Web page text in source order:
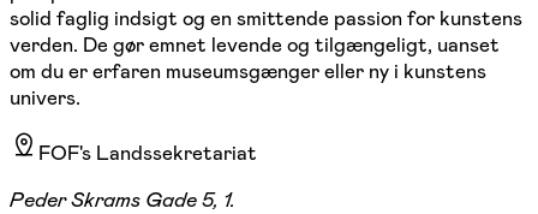
solid faglig indsigt og en smittende passion for kunstens
verden. De gør emnet levende og tilgængeligt, uanset
om du er erfaren museumsgænger eller ny i kunstens
univers.
FOF's Landssekretariat
Peder Skrams Gade 5, 1.